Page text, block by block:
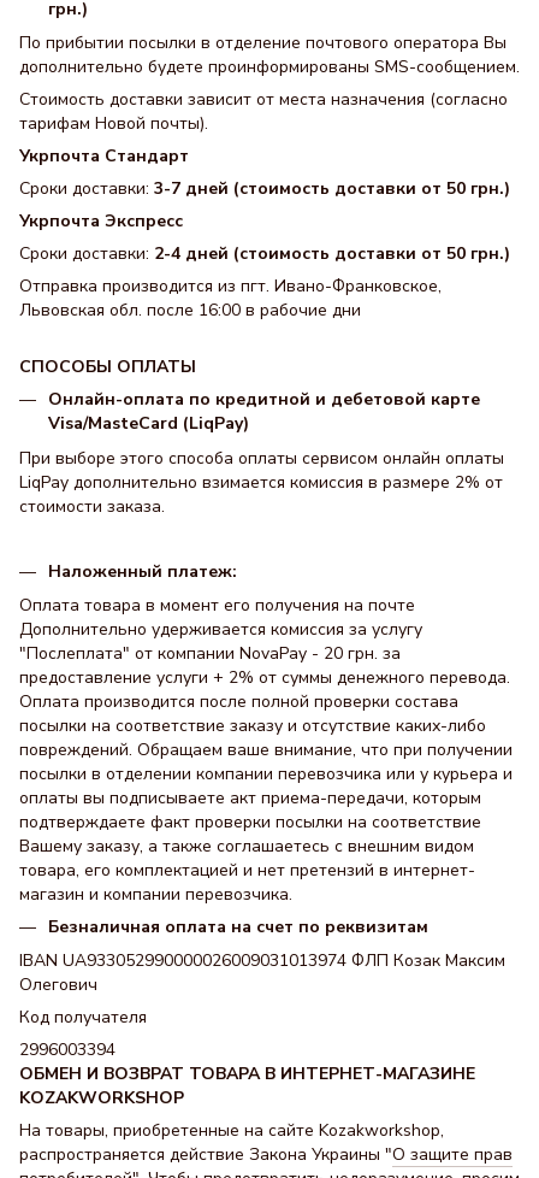
грн.)
По прибытии посылки в отделение почтового оператора Вы
дополнительно будете проинформированы SMS-сообщением.
Стоимость доставки зависит от места назначения (согласно
тарифам Новой почты).
Укрпочта Стандарт
Сроки доставки: 3-7 дней (стоимость доставки от 50 грн.)
Укрпочта Экспресс
Сроки доставки: 2-4 дней (стоимость доставки от 50 грн.)
Отправка производится из пгт. Ивано-Франковское,
Львовская обл. после 16:00 в рабочие дни
СПОСОБЫ ОПЛАТЫ
Онлайн-оплата по кредитной и дебетовой карте
Visa/MasteCard (LiqPay)
При выборе этого способа оплаты сервисом онлайн оплаты
LiqPay дополнительно взимается комиссия в размере 2% от
стоимости заказа.
Наложенный платеж:
Оплата товара в момент его получения на почте
Дополнительно удерживается комиссия за услугу
"Послеплата" от компании NovaPay - 20 грн. за
предоставление услуги + 2% от суммы денежного перевода.
Оплата производится после полной проверки состава
посылки на соответствие заказу и отсутствие каких-либо
повреждений. Обращаем ваше внимание, что при получении
посылки в отделении компании перевозчика или у курьера и
оплаты вы подписываете акт приема-передачи, которым
подтверждаете факт проверки посылки на соответствие
Вашему заказу, а также соглашаетесь с внешним видом
товара, его комплектацией и нет претензий в интернет-
магазин и компании перевозчика.
Безналичная оплата на счет по реквизитам
IBAN UA933052990000026009031013974 ФЛП Козак Максим
Олегович
Код получателя
2996003394
ОБМЕН И ВОЗВРАТ ТОВАРА В ИНТЕРНЕТ-МАГАЗИНЕ
KOZAKWORKSHOP
На товары, приобретенные на сайте Kozakworkshop,
распространяется действие Закона Украины "О защите прав